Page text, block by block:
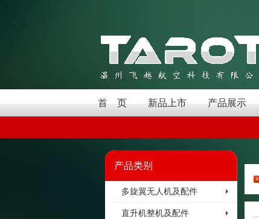
首 页 新品上市 产品展示
产品类别
多旋翼无人机及配件
直升机整机及配件